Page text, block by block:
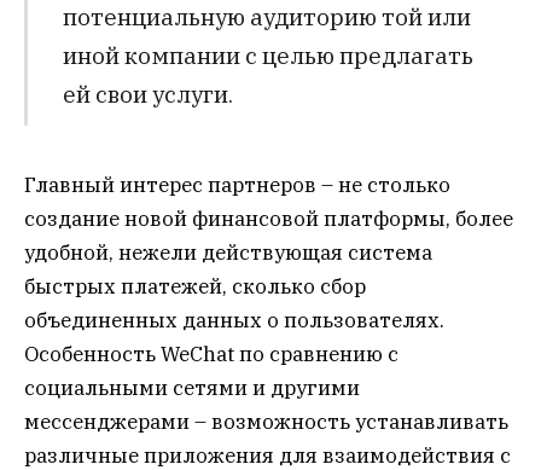
потенциальную аудиторию той или
иной компании с целью предлагать
ей свои услуги.
Главный интерес партнеров – не столько
создание новой финансовой платформы, более
удобной, нежели действующая система
быстрых платежей, сколько сбор
объединенных данных о пользователях.
Особенность WeChat по сравнению с
социальными сетями и другими
мессенджерами – возможность устанавливать
различные приложения для взаимодействия с